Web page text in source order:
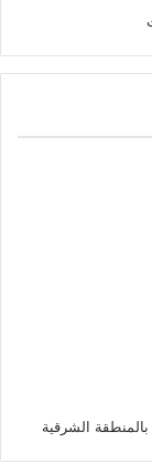
الشرقية